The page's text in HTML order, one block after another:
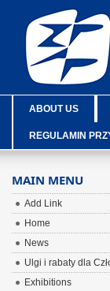
ABOUT US
REGULAMIN
MAIN MENU
Add Link
Home
News
Ulgi i rabaty dla
Exhibitions